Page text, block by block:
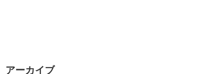
アーカイブ